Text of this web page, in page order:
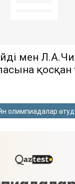
мен
қосқан
олимпиадалар